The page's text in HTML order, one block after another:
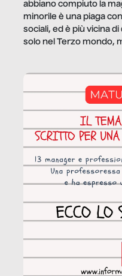
abbiano compiuto la
minorile è una piaga
sociali, ed è più vicina
solo nel Terzo mondo,